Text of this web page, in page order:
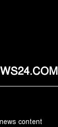
content